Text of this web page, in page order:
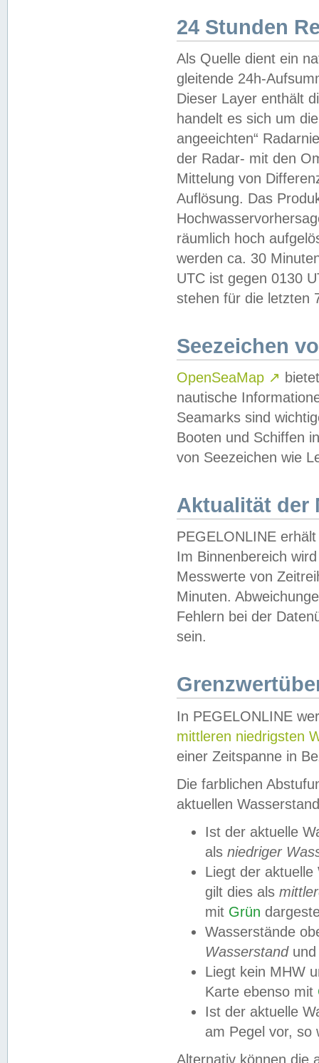
24 Stunden
Als Quelle dient ein
gleitende 24h-
Dieser Layer enthält
handelt es sich um
angeeichten“
der Radar- mit den
Mittelung von
Auflösung. Das
räumlich hoch
werden ca. 30
UTC ist gegen 0130
stehen für die letzten
Seezeichen
OpenSeaMap ↗
nautische
Seamarks sind
Booten und Schiffen
von Seezeichen wie
Aktualität der
PEGELONLINE
Im Binnenbereich
Messwerte von
Minuten.
Fehlern bei der
sein.
In PEGELONLINE
mittleren niedrigsten
einer Zeitspanne in
Die farblichen
aktuellen
Ist der aktuelle
als niedriger
Liegt der
gilt dies als
mit Grün
Wasserstände
Wasserstandund
Liegt kein MHW
Karte ebenso mit
Ist der aktuelle
am Pegel vor,
Alternativ können die